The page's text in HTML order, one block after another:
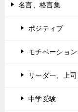
名言、格言集
ポジティブ
モチベーション
リーダー、上司
中学受験